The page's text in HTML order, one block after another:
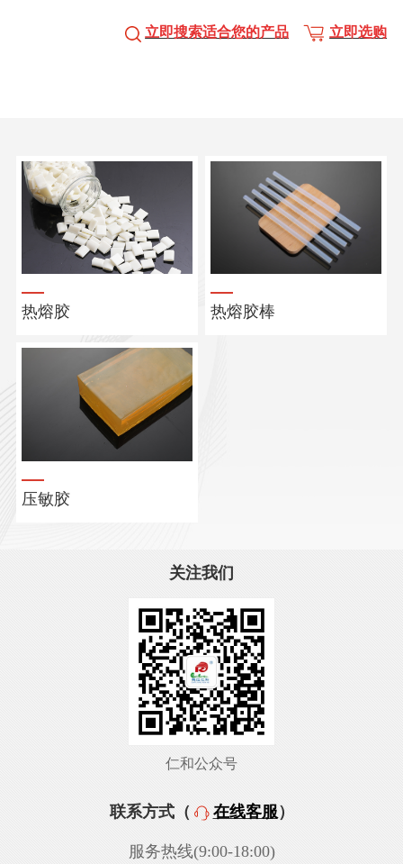
立即搜索适合您的产品 立即选购
热熔胶 热熔胶棒
压敏胶
关注我们
仁和公众号
联系方式（ 在线客服）
服务热线(9:00-18:00)